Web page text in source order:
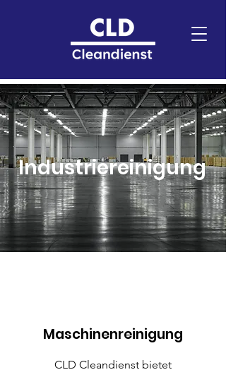
Industriereinigung
Maschinenreinigung
CLD Cleandienst bietet